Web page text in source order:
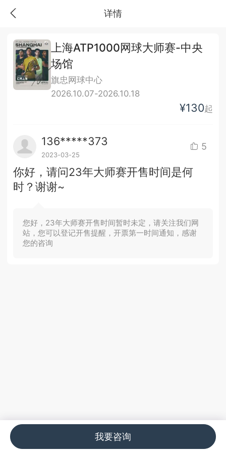
详情
上海ATP1000网球大师赛-中央
场馆
旗忠网球中心
2026.10.07-2026.10.18
¥130起
136*****373
2023-03-25
5
你好，请问23年大师赛开售时间是何
时？谢谢~
您好，23年大师赛开售时间暂时未定，请关注我们网
站，您可以登记开售提醒，开票第一时间通知，感谢
您的咨询
我要咨询